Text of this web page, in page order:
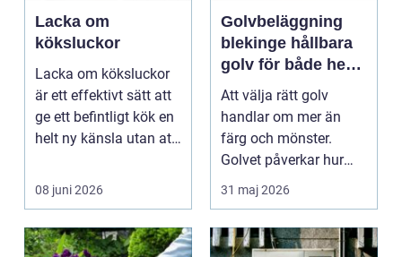
Lacka om
köksluckor
Lacka om köksluckor
är ett effektivt sätt att
ge ett befintligt kök en
helt ny känsla utan att
08 juni 2026
Golvbeläggning
blekinge hållbara
golv för både hem
och företag
Att välja rätt golv
handlar om mer än
färg och mönster.
Golvet påverkar hur
rummet upplevs, hur
31 maj 2026